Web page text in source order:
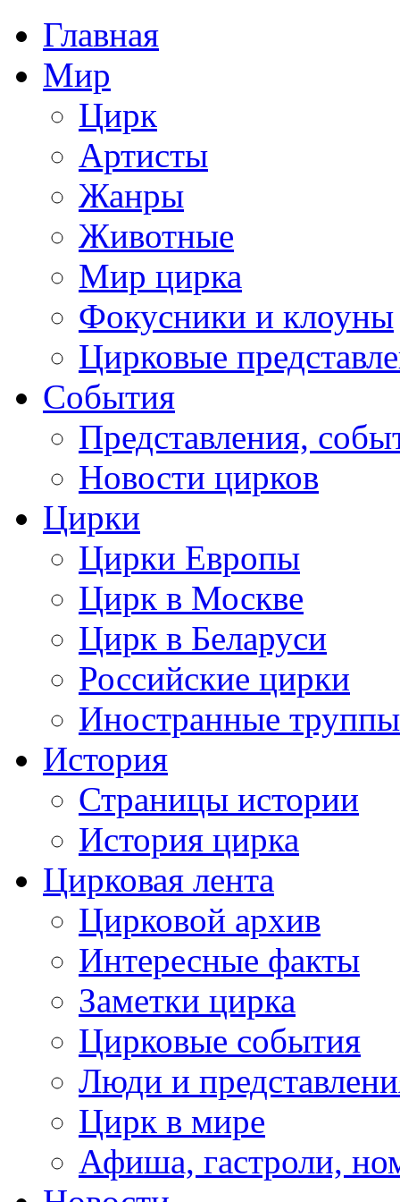
Главная
Мир
Цирк
Артисты
Жанры
Животные
Мир цирка
Фокусники и клоуны
Цирковые
События
Представления,
Новости цирков
Цирки
Цирки Европы
Цирк в Москве
Цирк в Беларуси
Российские цирки
Иностранные труппы
История
Страницы истории
История цирка
Цирковая лента
Цирковой архив
Интересные факты
Заметки цирка
Цирковые события
Люди и
Цирк в мире
Афиша, гастроли,